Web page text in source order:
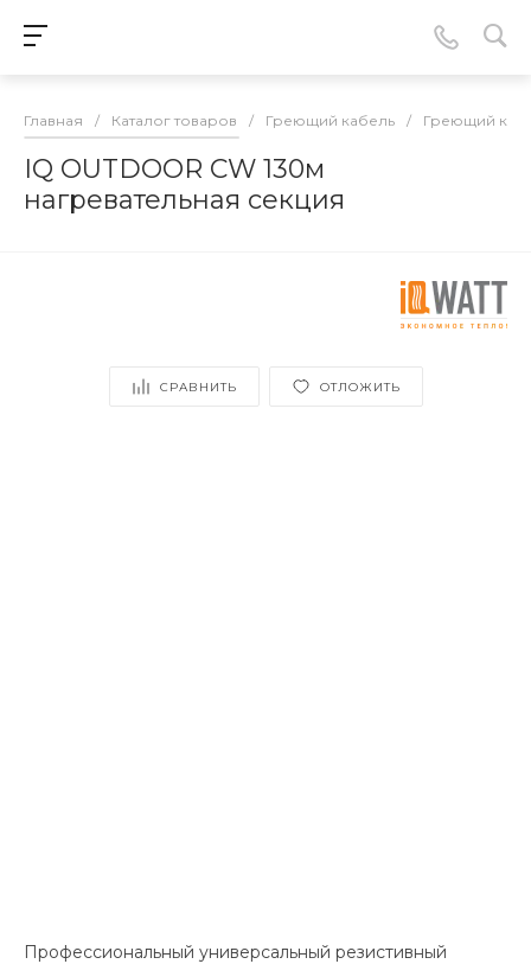
Главная / Каталог товаров / Греющий кабель / Греющий
IQ OUTDOOR CW 130м
нагревательная секция
СРАВНИТЬ ОТЛОЖИТЬ
Профессиональный универсальный резистивный